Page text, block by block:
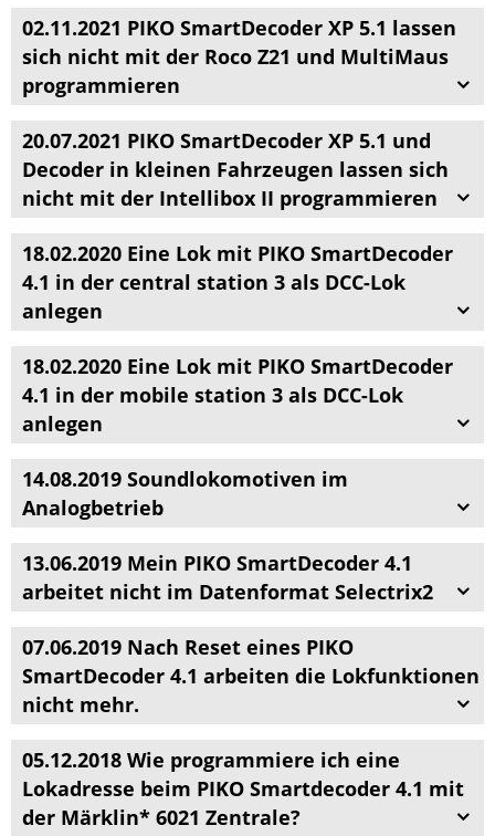
02.11.2021 PIKO SmartDecoder XP 5.1 lassen
sich nicht mit der Roco Z21 und MultiMaus
programmieren
20.07.2021 PIKO SmartDecoder XP 5.1 und
Decoder in kleinen Fahrzeugen lassen sich
nicht mit der Intellibox II programmieren
18.02.2020 Eine Lok mit PIKO SmartDecoder
4.1 in der central station 3 als DCC-Lok
anlegen
18.02.2020 Eine Lok mit PIKO SmartDecoder
4.1 in der mobile station 3 als DCC-Lok
anlegen
14.08.2019 Soundlokomotiven im
Analogbetrieb
13.06.2019 Mein PIKO SmartDecoder 4.1
arbeitet nicht im Datenformat Selectrix2
07.06.2019 Nach Reset eines PIKO
SmartDecoder 4.1 arbeiten die Lokfunktionen
nicht mehr.
05.12.2018 Wie programmiere ich eine
Lokadresse beim PIKO Smartdecoder 4.1 mit
der Märklin* 6021 Zentrale?